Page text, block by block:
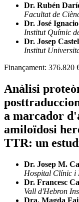
Dr. Rubén
Facultat de
Dr. José
Institut Químic
Dr. Josep
Institut
Finançament: 376.820
Anàlisi
a marcador
amiloïdosi
TTR: un
Dr. Josep M.
Hospital Clínic i
Dr. Francesc
Vall d'Hebron
Dra. Magda